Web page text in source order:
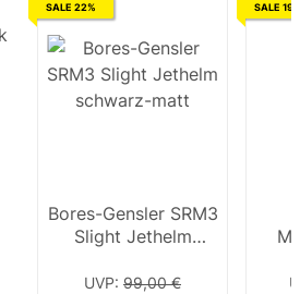
Bores Lumberjack
Jacken-Hemd blau /
UVP:204,98 € :
SALE 22%
Bores-Gensler SRM3
Slight Jethelm
UVP: 99,00 €
SALE